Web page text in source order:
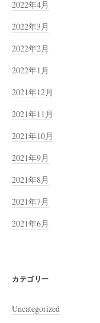
2022年4月
2022年3月
2022年2月
2022年1月
2021年12月
2021年11月
2021年10月
2021年9月
2021年8月
2021年7月
2021年6月
カテゴリー
Uncategorized